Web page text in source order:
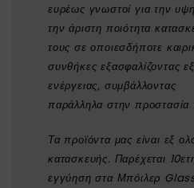
ευρέως γνωστοί για την
την άριστη ποιότητα
τους σε οποιεσδήποτε
συνθήκες εξασφαλίζοντας
ενέργειας, συμβάλλοντας
παράλληλα στην προστασία
Τα προϊόντα μας είναι εξ
κατασκευής. Παρέχεται
εγγύηση στα Μπόιλερ